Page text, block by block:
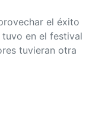
el éxito
en el festival
tuvieran otra